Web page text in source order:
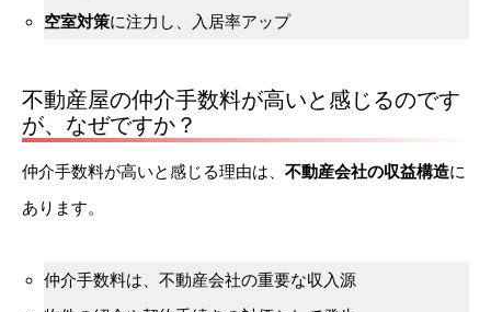
空室対策に注力し、入居率アップ
不動産屋の仲介手数料が高いと感じるのです
が、なぜですか？
仲介手数料が高いと感じる理由は、 不動産会社の収益構造に
あります。
仲介手数料は、不動産会社の重要な収入源